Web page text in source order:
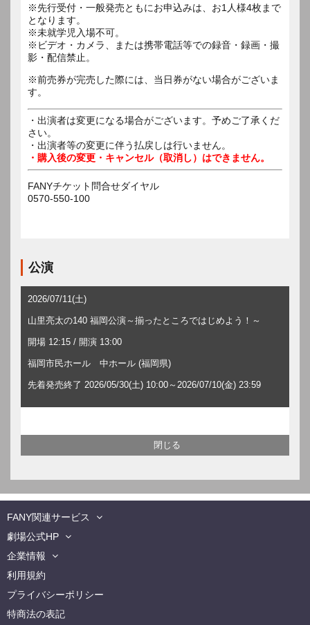
※先行受付・一般発売ともにお申込みは、お1人様4枚まで
となります。
※未就学児入場不可。
※ビデオ・カメラ、または携帯電話等での録音・録画・撮
影・配信禁止。
※前売券が完売した際には、当日券がない場合がございま
す。
・出演者は変更になる場合がございます。予めご了承くだ
さい。
・出演者等の変更に伴う払戻しは行いません。
・購入後の変更・キャンセル（取消し）はできません。
FANYチケット問合せダイヤル
0570-550-100
公演
2026/07/11(土)
山里亮太の140 福岡公演～揃ったところではじめよう！～
開場 12:15 / 開演 13:00
福岡市民ホール 中ホール (福岡県)
先着発売終了 2026/05/30(土) 10:00～2026/07/10(金) 23:59
FANY関連サービス
劇場公式HP
企業情報
利用規約
プライバシーポリシー
特商法の表記